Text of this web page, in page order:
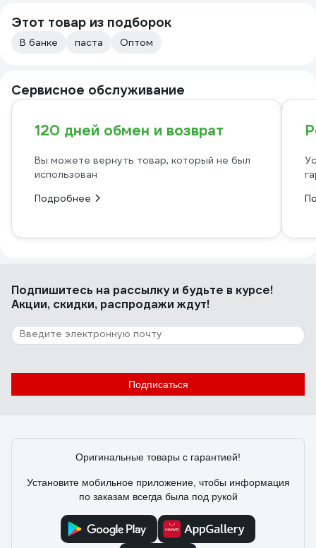
Этот товар из подборок
В банке паста Оптом
Сервисное обслуживание
120 дней обмен и возврат
Вы можете вернуть товар, который не был
использован
Подробнее
Подпишитесь на рассылкуи будьте в курсе!
Акции, скидки, распродажи ждут!
Подписаться
Оригинальные товары с гарантией!
Установите мобильное приложение, чтобы информация
по заказам всегда была под рукой